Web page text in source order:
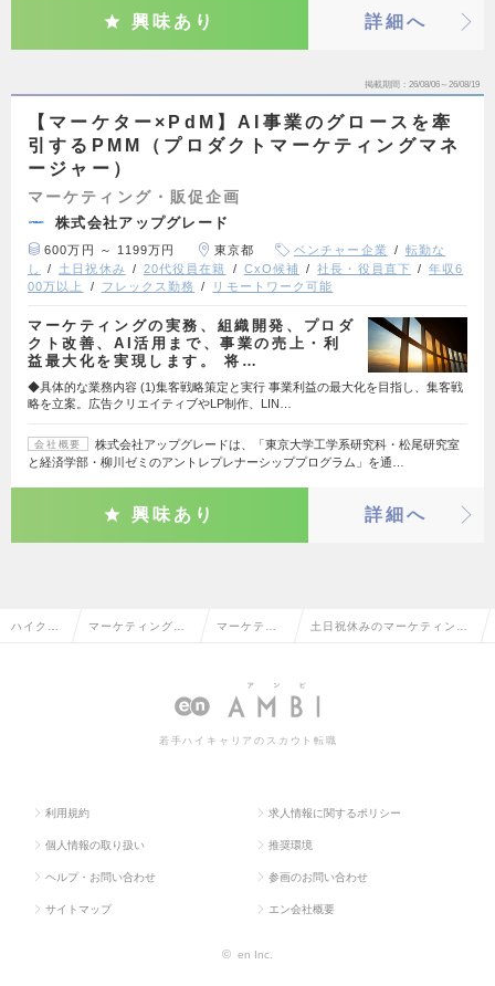
興味あり 詳細へ
掲載期間 26/08/06～26/08/19
【マーケター×PdM】AI事業のグロースを牽
引するPMM（プロダクトマーケティングマネ
ージャー）
マーケティング・販促企画
株式会社アップグレード
600万円 ～ 1199万円 東京都 ベンチャー企業
転勤な
し
土日祝休み 20代役員在籍 CxO候補 社長・役員直下
年収6
00万以上
フレックス勤務 リモートワーク可能
マーケティングの実務、組織開発、プロダ
クト改善、AI活用まで、事業の売上・利
益最大化を実現します。 将…
◆具体的な業務内容 (1)集客戦略策定と実行 事業利益の最大化を目指し、集客戦
略を立案。広告クリエイティブやLP制作、LIN…
会社概要
株式会社アップグレードは、「東京大学工学系研究科・松尾研究室
と経済学部・柳川ゼミのアントレプレナーシッププログラム」を通…
興味あり 詳細へ
ハイクラ マーケティング・ マーケティ
企画
土日祝休みのマーケティン
報一覧
若手ハイキャリアのスカウト転職
利用規約 求人情報に関するポリシー
個人情報の取り扱い 推奨環境
ヘルプ・お問い合わせ 参画のお問い合わせ
サイトマップ エン会社概要
© en Inc.